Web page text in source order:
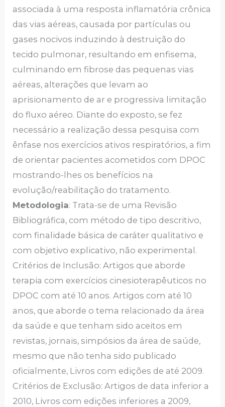
associada à uma resposta inflamatória crônica
das vias aéreas, causada por partículas ou
gases nocivos induzindo à destruição do
tecido pulmonar, resultando em enfisema,
culminando em fibrose das pequenas vias
aéreas, alterações que levam ao
aprisionamento de ar e progressiva limitação
do fluxo aéreo. Diante do exposto, se fez
necessário a realização dessa pesquisa com
ênfase nos exercícios ativos respiratórios, a fim
de orientar pacientes acometidos com DPOC
mostrando-lhes os benefícios na
evolução/reabilitação do tratamento.
Metodologia: Trata-se de uma Revisão
Bibliográfica, com método de tipo descritivo,
com finalidade básica de caráter qualitativo e
com objetivo explicativo, não experimental.
Critérios de Inclusão: Artigos que aborde
terapia com exercícios cinesioterapêuticos no
DPOC com até 10 anos. Artigos com até 10
anos, que aborde o tema relacionado da área
da saúde e que tenham sido aceitos em
revistas, jornais, simpósios da área de saúde,
mesmo que não tenha sido publicado
oficialmente, Livros com edições de até 2009.
Critérios de Exclusão: Artigos de data inferior a
2010, Livros com edições inferiores a 2009,